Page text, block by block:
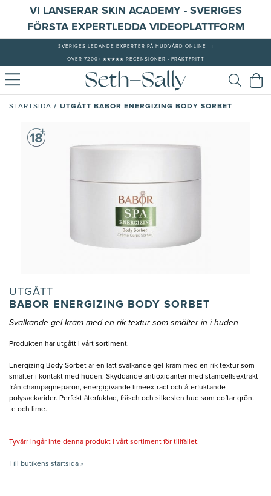
VI LANSERAR SKIN ACADEMY - SVERIGES
FÖRSTA EXPERTLEDDA VIDEOPLATTFORM
SVERIGES LEDANDE EXPERTER PÅ HUDVÅRD ONLINE
ÖVER 7200+ ★★★★★ RECENSIONER - FRAKTFRITT
STARTSIDA / UTGÅTT BABOR ENERGIZING BODY SORBET
UTGÅTT
BABOR ENERGIZING BODY SORBET
Svalkande gel-kräm med en rik textur som smälter in i huden
Produkten har utgått i vårt sortiment.
Energizing Body Sorbet är en lätt svalkande gel-kräm med en rik textur som
smälter i kontakt med huden. Skyddande antioxidanter med stamcellsextrakt
från champagnepäron, energigivande limeextract och återfuktande
polysackarider. Perfekt återfuktad, fräsch och silkeslen hud som doftar grönt
te och lime.
Tyvärr ingår inte denna produkt i vårt sortiment för tillfället.
Till butikens startsida »